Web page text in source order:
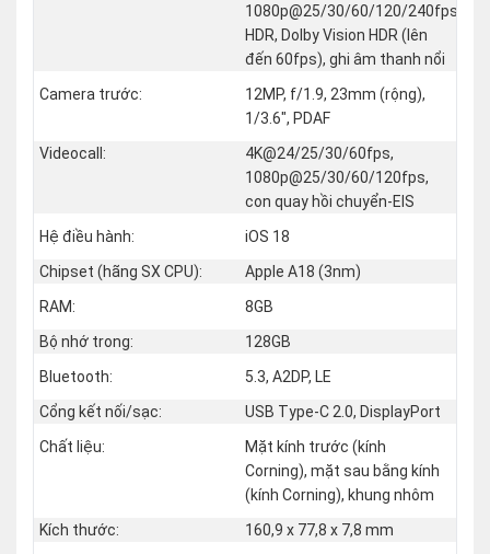
1080p@25/30/60/120/240fps,
HDR, Dolby Vision HDR (lên
đến 60fps), ghi âm thanh nổi
Camera trước:
12MP, f/1.9, 23mm (rộng),
1/3.6", PDAF
Videocall:
4K@24/25/30/60fps,
1080p@25/30/60/120fps,
con quay hồi chuyển-EIS
Hệ điều hành:
iOS 18
Chipset (hãng SX CPU):
Apple A18 (3nm)
RAM:
8GB
Bộ nhớ trong:
128GB
Bluetooth:
5.3, A2DP, LE
Cổng kết nối/sạc:
USB Type-C 2.0, DisplayPort
Chất liệu:
Mặt kính trước (kính
Corning), mặt sau bằng kính
(kính Corning), khung nhôm
Kích thước:
160,9 x 77,8 x 7,8 mm